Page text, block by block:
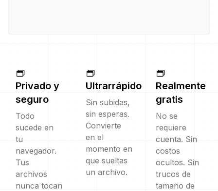
Privado y
seguro
Todo
sucede en
tu
navegador.
Tus
archivos
nunca tocan
Ultrarrápido
Sin subidas,
sin esperas.
Convierte
en el
momento en
que sueltas
un archivo.
Realmente
gratis
No se
requiere
cuenta. Sin
costos
ocultos. Sin
trucos de
tamaño de